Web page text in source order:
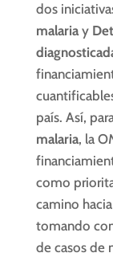
dos
malariay
país. Así,
malaria, la
como
camino
tomando
de casos de